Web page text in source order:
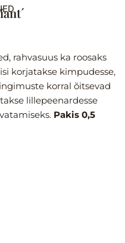
rahvasuus ka roosaks
korjatakse kimpudesse,
korral õitsevad
lillepeenardesse
Pakis 0,5